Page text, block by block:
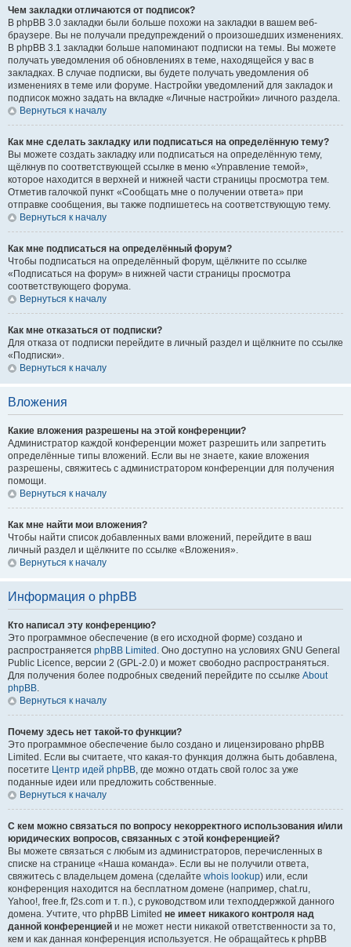
Чем закладки отличаются от подписок?
В phpBB 3.0 закладки были больше похожи на закладки в вашем веб-
браузере. Вы не получали предупреждений о произошедших изменениях.
В phpBB 3.1 закладки больше напоминают подписки на темы. Вы можете
получать уведомления об обновлениях в теме, находящейся у вас в
закладках. В случае подписки, вы будете получать уведомления об
изменениях в теме или форуме. Настройки уведомлений для закладок и
подписок можно задать на вкладке «Личные настройки» личного раздела.
Вернуться к началу
Как мне сделать закладку или подписаться на определённую тему?
Вы можете создать закладку или подписаться на определённую тему,
щёлкнув по соответствующей ссылке в меню «Управление темой»,
которое находится в верхней и нижней части страницы просмотра тем.
Отметив галочкой пункт «Сообщать мне о получении ответа» при
отправке сообщения, вы также подпишетесь на соответствующую тему.
Вернуться к началу
Как мне подписаться на определённый форум?
Чтобы подписаться на определённый форум, щёлкните по ссылке
«Подписаться на форум» в нижней части страницы просмотра
соответствующего форума.
Вернуться к началу
Как мне отказаться от подписки?
Для отказа от подписки перейдите в личный раздел и щёлкните по ссылке
«Подписки».
Вернуться к началу
Вложения
Какие вложения разрешены на этой конференции?
Администратор каждой конференции может разрешить или запретить
определённые типы вложений. Если вы не знаете, какие вложения
разрешены, свяжитесь с администратором конференции для получения
помощи.
Вернуться к началу
Как мне найти мои вложения?
Чтобы найти список добавленных вами вложений, перейдите в ваш
личный раздел и щёлкните по ссылке «Вложения».
Вернуться к началу
Информация о phpBB
Кто написал эту конференцию?
Это программное обеспечение (в его исходной форме) создано и
распространяется phpBB Limited . Оно доступно на условиях GNU General
Public Licence, версии 2 (GPL-2.0) и может свободно распространяться.
Для получения более подробных сведений перейдите по ссылке About
phpBB.
Вернуться к началу
Почему здесь нет такой-то функции?
Это программное обеспечение было создано и лицензировано phpBB
Limited. Если вы считаете, что какая-то функция должна быть добавлена,
посетите Центр идей phpBB, где можно отдать свой голос за уже
поданные идеи или предложить собственные.
Вернуться к началу
С кем можно связаться по вопросу некорректного использования и/или
юридических вопросов, связанных с этой конференцией?
Вы можете связаться с любым из администраторов, перечисленных в
списке на странице «Наша команда». Если вы не получили ответа,
свяжитесь с владельцем домена (сделайте whois lookup) или, если
конференция находится на бесплатном домене (например, chat.ru,
Yahoo!, free.fr, f2s.com и т. п.), с руководством или техподдержкой данного
домена. Учтите, что phpBB Limited не имеет никакого контроля над
данной конференцией и не может нести никакой ответственности за то,
кем и как данная конференция используется. Не обращайтесь к phpBB